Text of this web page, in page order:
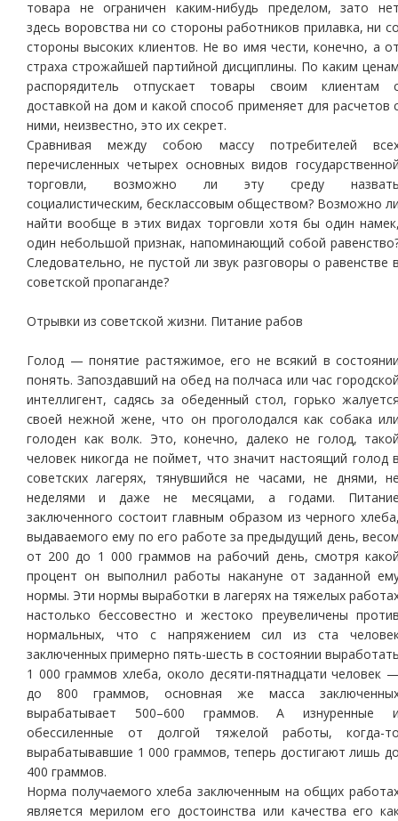
товара не ограничен каким-нибудь пределом, зато
здесь воровства ни со стороны работников прилавка, ни
стороны высоких клиентов. Не во имя чести, конечно, а
страха строжайшей партийной дисциплины. По каким
распорядитель отпускает товары своим клиентам
доставкой на дом и какой способ применяет для расчетов
ними, неизвестно, это их секрет.
Сравнивая между собою массу потребителей
перечисленных четырех основных видов
торговли, возможно ли эту среду
социалистическим, бесклассовым обществом? Возможно
найти вообще в этих видах торговли хотя бы один
один небольшой признак, напоминающий собой
Следовательно, не пустой ли звук разговоры о равенстве
советской пропаганде?
Отрывки из советской жизни. Питание рабов
Голод — понятие растяжимое, его не всякий в
понять. Запоздавший на обед на полчаса или час
интеллигент, садясь за обеденный стол, горько
своей нежной жене, что он проголодался как собака
голоден как волк. Это, конечно, далеко не голод,
человек никогда не поймет, что значит настоящий голод
советских лагерях, тянувшийся не часами, не днями,
неделями и даже не месяцами, а годами.
заключенного состоит главным образом из черного
выдаваемого ему по его работе за предыдущий день,
от 200 до 1 000 граммов на рабочий день, смотря
процент он выполнил работы накануне от заданной
нормы. Эти нормы выработки в лагерях на тяжелых
настолько бессовестно и жестоко преувеличены
нормальных, что с напряжением сил из ста
заключенных примерно пять-шесть в состоянии
1 000 граммов хлеба, около десяти-пятнадцати человек
до 800 граммов, основная же масса
вырабатывает 500–600 граммов. А изнуренные
обессиленные от долгой тяжелой работы, когда-
вырабатывавшие 1 000 граммов, теперь достигают лишь
400 граммов.
Норма получаемого хлеба заключенным на общих
является мерилом его достоинства или качества его